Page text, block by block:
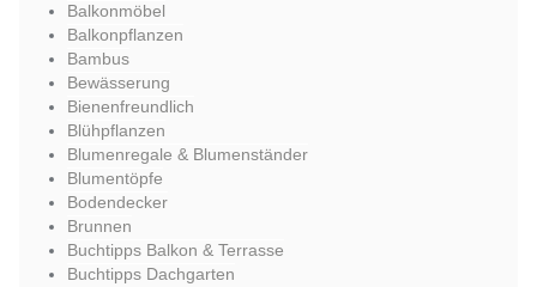
Balkonmöbel
Balkonpflanzen
Bambus
Bewässerung
Bienenfreundlich
Blühpflanzen
Blumenregale & Blumenständer
Blumentöpfe
Bodendecker
Brunnen
Buchtipps Balkon & Terrasse
Buchtipps Dachgarten